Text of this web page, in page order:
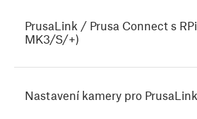
PrusaLink / Prusa Connect s
MK3/S/+)
Nastavení kamery pro